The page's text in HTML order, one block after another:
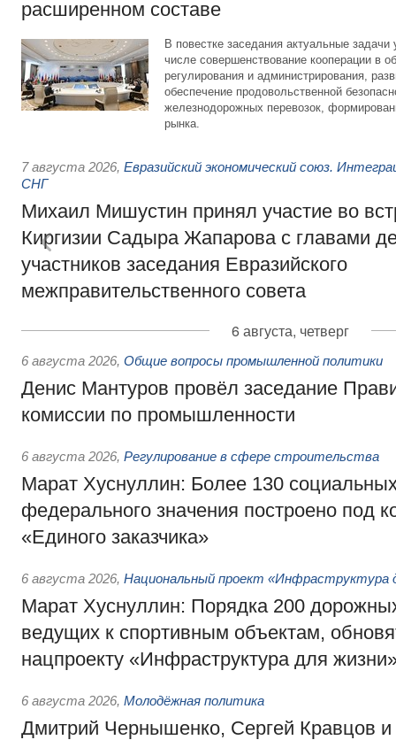
расширенном составе
В повестке заседания актуальные задачи
числе совершенствование кооперации в
регулирования и администрирования,
обеспечение продовольственной
железнодорожных перевозок,
рынка.
7 августа 2026, Евразийский экономический союз.
СНГ
Михаил Мишустин принял участие во
Киргизии Садыра Жапарова с главами
участников заседания Евразийского
межправительственного совета
6 августа, четверг
6 августа 2026, Общие вопросы промышленной политики
Денис Мантуров провёл заседание
комиссии по промышленности
6 августа 2026, Регулирование в сфере строительства
Марат Хуснуллин: Более 130
федерального значения построено под
«Единого заказчика»
6 августа 2026, Национальный проект «Инфраструктура
Марат Хуснуллин: Порядка 200
ведущих к спортивным объектам,
нацпроекту «Инфраструктура для
6 августа 2026, Молодёжная политика
Дмитрий Чернышенко, Сергей Кравцов и